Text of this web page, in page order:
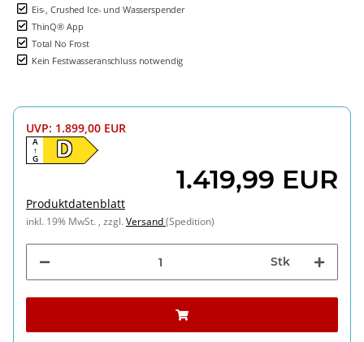
Eis-, Crushed Ice- und Wasserspender
ThinQ® App
Total No Frost
Kein Festwasseranschluss notwendig
UVP: 1.899,00 EUR
D
A
↑
G
1.419,99 EUR
Produktdatenblatt
inkl. 19% MwSt. , zzgl.Versand(Spedition)
Stk